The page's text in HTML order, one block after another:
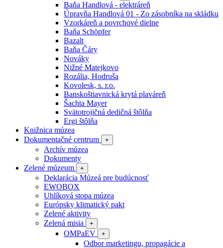
Baňa Handlová - elektráreň
Úpravňa Handlová 01 - Zo zásobníka na skládku
Vzorkáreň a povrchové dielne
Baňa Schöpfer
Bazalt
Baňa Čáry
Nováky
Nižné Matejkovo
Rozália, Hodruša
Kovolesk, s. r.o.
Banskoštiavnická krytá plaváreň
Šachta Mayer
Svätotrojičná dedičná štôlňa
Ergi štôlňa
Knižnica múzea
Dokumentačné centrum
+
Archív múzea
Dokumenty
Zelené múzeum
+
Deklarácia Múzeá pre budúcnosť
EWOBOX
Uhlíková stopa múzea
Európsky klimatický pakt
Zelené aktivity
Zelená misia
+
OMPaEV +
Odbor marketingu, propagácie a